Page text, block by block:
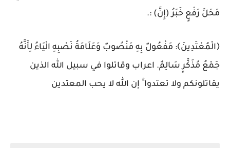
مَحَلِّ رَفْعٍ خَبَرُ (إِنَّ) :.
﴿الْمُعْتَدِينَ﴾: مَفْعُولٌ بِهِ مَنْصُوبٌ وَعَلَامَةُ نَصْبِهِ الْيَاءُ لِأَنَّهُ
جَمْعُ مُذَكَّرٍ سَالِمٌ. اعراب وقاتلوا في سبيل الله الذين
يقاتلونكم ولا تعتدوا ۚ إن الله لا يحب المعتدين